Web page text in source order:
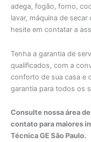
adega, fogão, forno,
lavar, máquina de
hesite em contatar a
Tenha a garantia de
qualificados, com a
conforto de sua casa e
garantia para todos os
Consulte nossa área
contato para maiores
Técnica GE São Paulo.